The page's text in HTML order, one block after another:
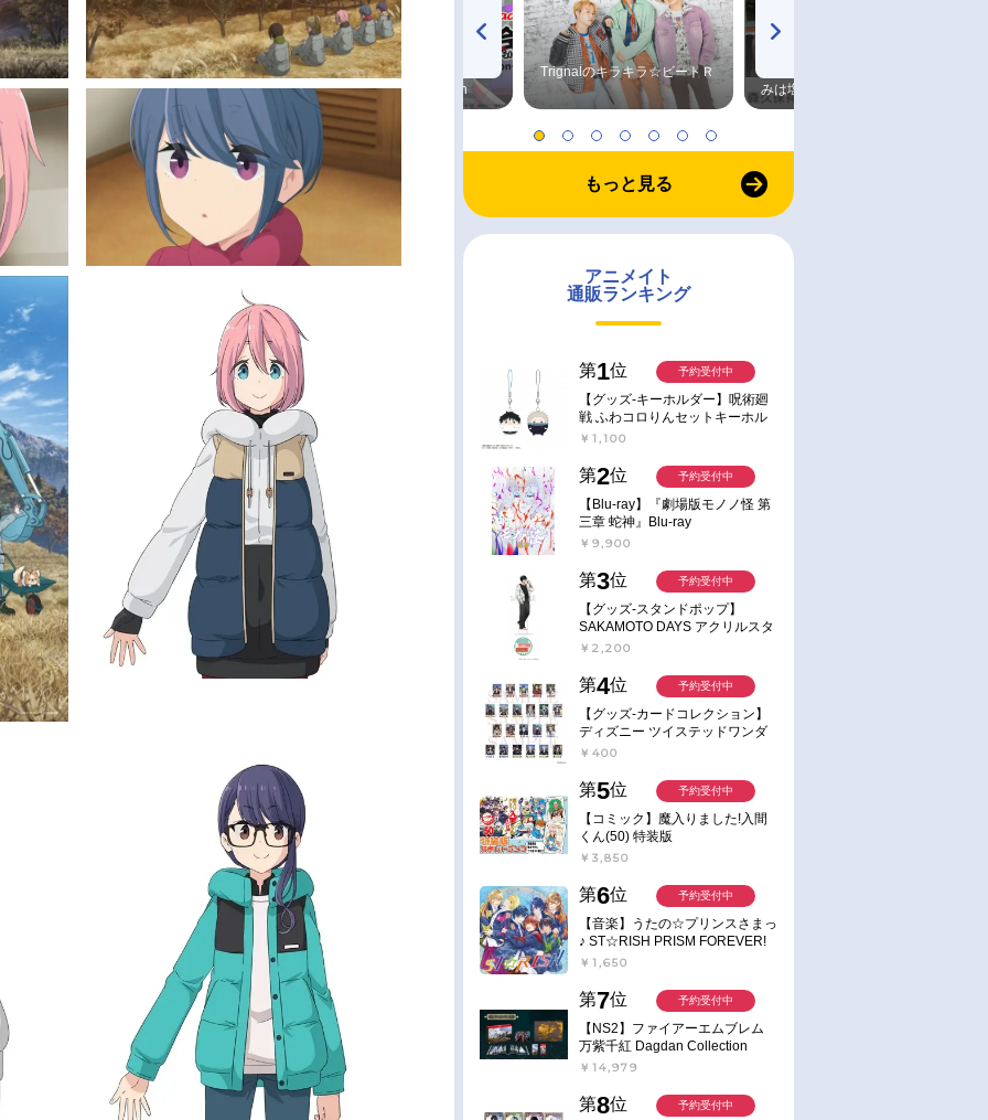
高橋美紀のおんぷの気持ち
♪ in アニメイトタイムズ
TVアニメ『戦隊大失格』
radio 大直会 2nd season
Trignalのキラキラ☆ビートＲ
みは塩だけ
もっと見る
アニメイト
通販ランキング
第1位
【グッズ-キーホルダー】呪術廻
戦 ふわコロりんセットキーホル
ダー【アニメイト特典付】
￥1,100
予約受付中
第2位
【Blu-ray】『劇場版モノノ怪 第
三章 蛇神』Blu-ray
￥9,900
予約受付中
第3位
【グッズ-スタンドポップ】
SAKAMOTO DAYS アクリルスタ
ンド～Sunny Afternoon～ 4.南雲
￥2,200
予約受付中
第4位
【グッズ-カードコレクション】
ディズニー ツイステッドワンダ
ーランド ランダムカードコレク
￥400
予約受付中
第5位
【コミック】魔入りました!入間
くん(50) 特装版
￥3,850
予約受付中
第6位
【音楽】うたの☆プリンスさまっ
♪ ST☆RISH PRISM FOREVER!
￥1,650
予約受付中
第7位
【NS2】ファイアーエムブレム
万紫千紅 Dagdan Collection
￥14,979
予約受付中
第8位 予約受付中